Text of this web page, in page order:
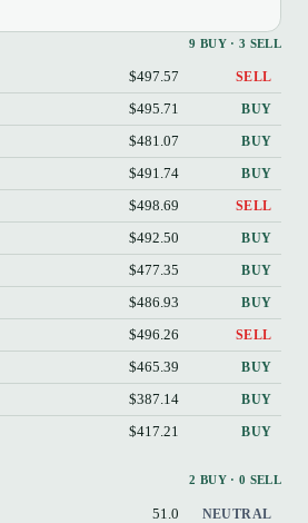
9 BUY · 3 SELL
$497.57 SELL
$495.71 BUY
$481.07 BUY
$491.74 BUY
$498.69 SELL
$492.50 BUY
$477.35 BUY
$486.93 BUY
$496.26 SELL
$465.39 BUY
$387.14 BUY
$417.21 BUY
2 BUY · 0 SELL
51.0 NEUTRAL